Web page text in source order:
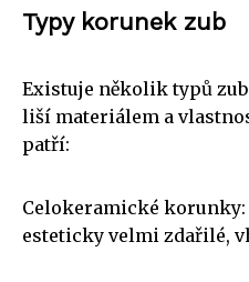
Typy korunek zub
Existuje několik typů
liší materiálem a
patří:
Celokeramické korunky:
esteticky velmi zdařilé,